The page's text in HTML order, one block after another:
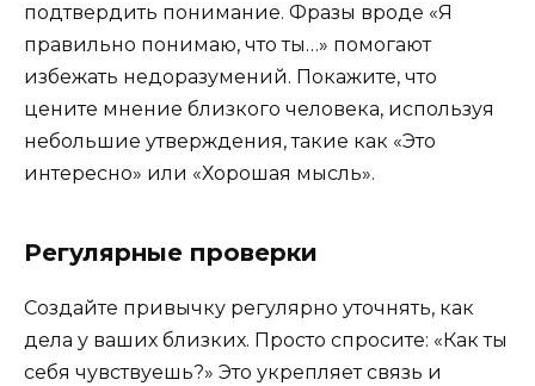
подтвердить понимание. Фразы вроде «Я
правильно понимаю, что ты…» помогают
избежать недоразумений. Покажите, что
цените мнение близкого человека, используя
небольшие утверждения, такие как «Это
интересно» или «Хорошая мысль».
Регулярные проверки
Создайте привычку регулярно уточнять, как
дела у ваших близких. Просто спросите: «Как ты
себя чувствуешь?» Это укрепляет связь и